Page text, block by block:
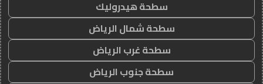
سطحة هيدروليك
سطحة شمال الرياض
سطحة غرب الرياض
سطحة جنوب الرياض